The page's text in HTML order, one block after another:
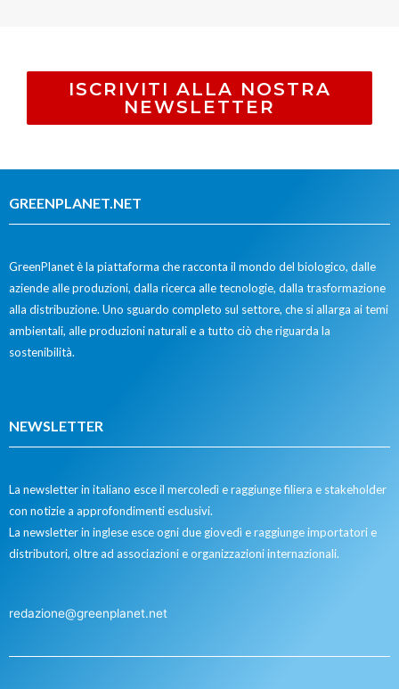
ISCRIVITI ALLA NOSTRA
NEWSLETTER
GREENPLANET.NET
GreenPlanet è la piattaforma che racconta il mondo del biologico, dalle
aziende alle produzioni, dalla ricerca alle tecnologie, dalla trasformazione
alla distribuzione. Uno sguardo completo sul settore, che si allarga ai temi
ambientali, alle produzioni naturali e a tutto ciò che riguarda la
sostenibilità.
NEWSLETTER
La newsletter in italiano esce il mercoledì e raggiunge filiera e stakeholder
con notizie a approfondimenti esclusivi.
La newsletter in inglese esce ogni due giovedì e raggiunge importatori e
distributori, oltre ad associazioni e organizzazioni internazionali.
redazione@greenplanet.net